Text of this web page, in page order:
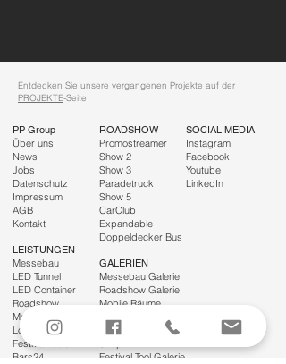
Entdecken Sie unsere vergangenen Projekte auf der
PROJEKTE-Seite
PP Group
Über uns
News
Jobs
Datenschutz
Impressum
AGB
Kontakt
LEISTUNGEN
Messebau
LED Tunnel
LED Container
Roadshow
Mobile Räume
Logistik
Festival Tools
Bars24
ROADSHOW
Promostreamer
Show 2
Show 3
Paradetruck
Show 5
CarClub
Expandable
Doppeldecker Bus
GALERIEN
Messebau Galerie
Roadshow Galerie
Mobile Räume
Galerie
Mobile Räume
Festival Tool Galerie
SOCIAL MEDIA
Instagram
Facebook
Youtube
LinkedIn